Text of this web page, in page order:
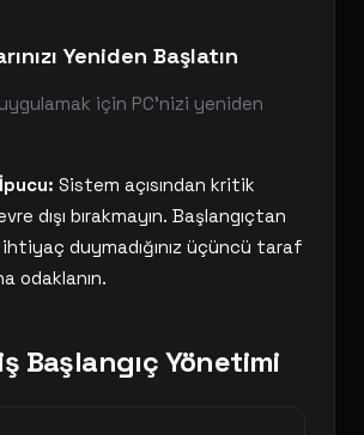
Yeniden Başlatın
için PC'nizi yeniden
Sistem açısından kritik
dışı bırakmayın. Başlangıçtan
duymadığınız üçüncü taraf
odaklanın.
Başlangıç Yönetimi